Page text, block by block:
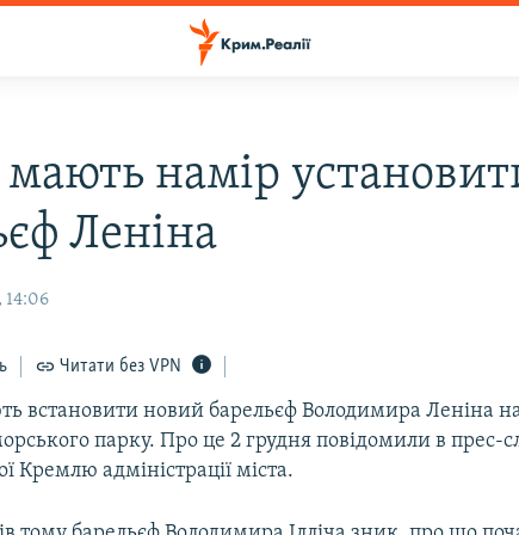
мають намір
Леніна
14:06
Читати без VPN
встановити новий барельєф Володимира Леніна
парку. Про це 2 грудня повідомили в прес-
Кремлю адміністрації міста.